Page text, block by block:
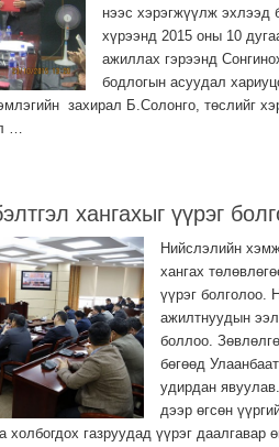
нээс хэрэгжүүлж эхлээд
хүрээнд 2015 оны 10
ажиллах гэрээнд
бодлогын асуудал
захирал Б.Солонго, төслийг
…
хангахыг үүрэг
Нийслэлийн
хангах
үүрэг болголоо.
ажилтнуудын
боллоо.
бөгөөд
удирдан
дээр өгсөн
холбогдох газруудад үүрэг даалгавар